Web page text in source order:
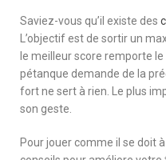
Saviez-vous qu’il existe des
L’objectif est de sortir un
le meilleur score remporte
pétanque demande de la
fort ne sert à rien. Le plus
son geste.
Pour jouer comme il se doit